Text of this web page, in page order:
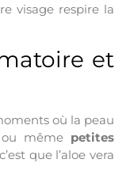
visage respire la
et
où la peau
ou même petites
que l’aloe vera